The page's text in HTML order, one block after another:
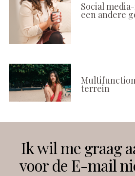
Social
een andere
terrein
Instagram
Ik wil me graag
voor de E-mail